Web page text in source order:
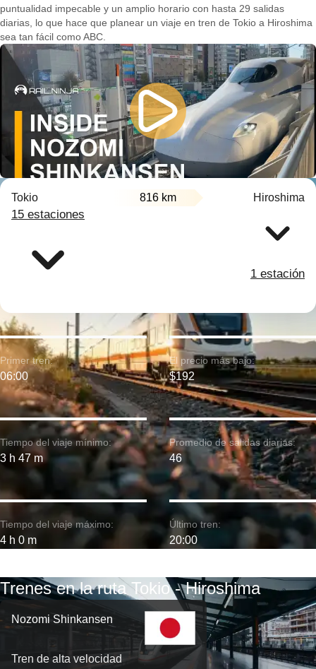
puntualidad impecable y un amplio horario con hasta 29 salidas
diarias, lo que hace que planear un viaje en tren de Tokio a Hiroshima
sea tan fácil como ABC.
Tokio 816 km Hiroshima
15 estaciones
1 estación
Tiempo del viaje mínimo:
3 h 47 m
Primer tren:
06:00
Tiempo del viaje máximo:
4 h 0 m
El precio más bajo:
$192
Promedio de salidas diarias:
46
Último tren:
20:00
Trenes en la ruta Tokio - Hiroshima
Nozomi Shinkansen
Tren de alta velocidad